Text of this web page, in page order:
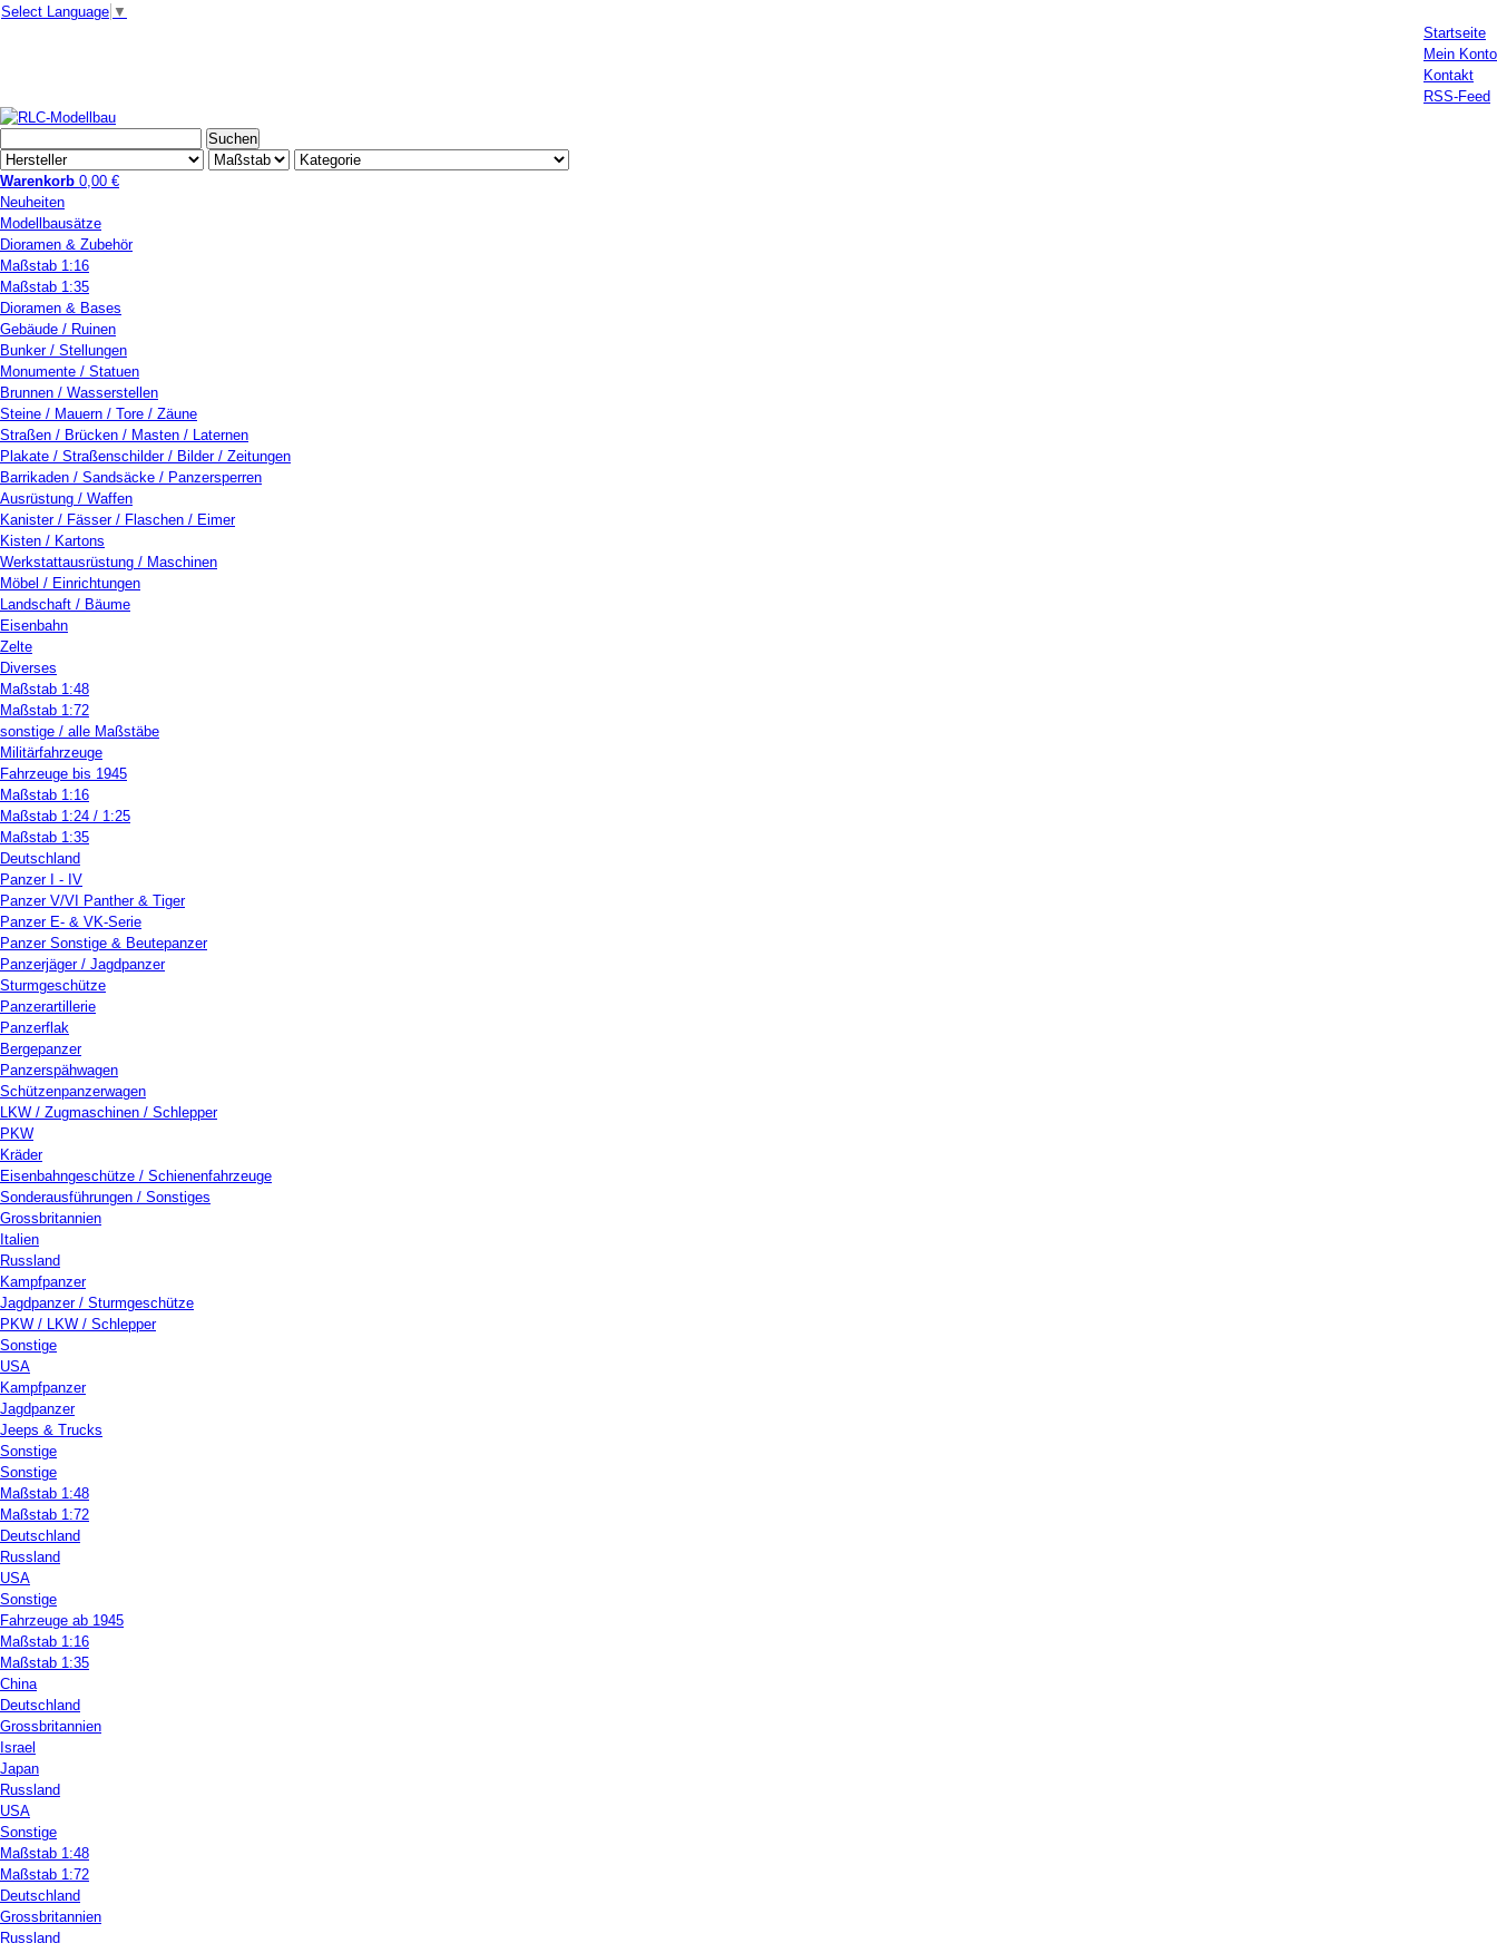
Select Language ▼
Startseite
Mein Konto
Kontakt
RSS-Feed
Warenkorb 0,00 €
Neuheiten
Modellbausätze
Dioramen & Zubehör
Maßstab 1:16
Maßstab 1:35
Dioramen & Bases
Gebäude / Ruinen
Bunker / Stellungen
Monumente / Statuen
Brunnen / Wasserstellen
Steine / Mauern / Tore / Zäune
Straßen / Brücken / Masten / Laternen
Plakate / Straßenschilder / Bilder / Zeitungen
Barrikaden / Sandsäcke / Panzersperren
Ausrüstung / Waffen
Kanister / Fässer / Flaschen / Eimer
Kisten / Kartons
Werkstattausrüstung / Maschinen
Möbel / Einrichtungen
Landschaft / Bäume
Eisenbahn
Zelte
Diverses
Maßstab 1:48
Maßstab 1:72
sonstige / alle Maßstäbe
Militärfahrzeuge
Fahrzeuge bis 1945
Maßstab 1:16
Maßstab 1:24 / 1:25
Maßstab 1:35
Deutschland
Panzer I - IV
Panzer V/VI Panther & Tiger
Panzer E- & VK-Serie
Panzer Sonstige & Beutepanzer
Panzerjäger / Jagdpanzer
Sturmgeschütze
Panzerartillerie
Panzerflak
Bergepanzer
Panzerspähwagen
Schützenpanzerwagen
LKW / Zugmaschinen / Schlepper
PKW
Kräder
Eisenbahngeschütze / Schienenfahrzeuge
Sonderausführungen / Sonstiges
Grossbritannien
Italien
Russland
Kampfpanzer
Jagdpanzer / Sturmgeschütze
PKW / LKW / Schlepper
Sonstige
USA
Kampfpanzer
Jagdpanzer
Jeeps & Trucks
Sonstige
Sonstige
Maßstab 1:48
Maßstab 1:72
Deutschland
Russland
USA
Sonstige
Fahrzeuge ab 1945
Maßstab 1:16
Maßstab 1:35
China
Deutschland
Grossbritannien
Israel
Japan
Russland
USA
Sonstige
Maßstab 1:48
Maßstab 1:72
Deutschland
Grossbritannien
Russland